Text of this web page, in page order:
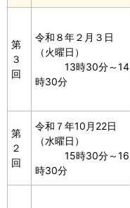
第
３
回
令和８年２月３日
（火曜日）
13時30分～14
時30分
第
２
回
令和７年10月22日
（水曜日）
15時30分～16
時30分